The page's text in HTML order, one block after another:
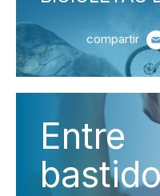
compartir
Entre